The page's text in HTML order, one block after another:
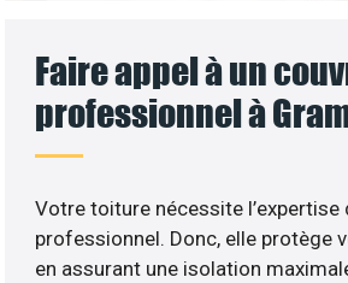
Faire appel à un
professionnel à
Votre toiture nécessite l’expertise
professionnel. Donc, elle protège
en assurant une isolation